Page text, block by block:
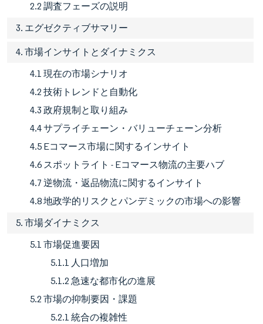
2.2 調査フェーズの説明
3. エグゼクティブサマリー
4. 市場インサイトとダイナミクス
4.1 現在の市場シナリオ
4.2 技術トレンドと自動化
4.3 政府規制と取り組み
4.4 サプライチェーン・バリューチェーン分析
4.5 Eコマース市場に関するインサイト
4.6 スポットライト - Eコマース物流の主要ハブ
4.7 逆物流・返品物流に関するインサイト
4.8 地政学的リスクとパンデミックの市場への影響
5. 市場ダイナミクス
5.1 市場促進要因
5.1.1 人口増加
5.1.2 急速な都市化の進展
5.2 市場の抑制要因・課題
5.2.1 統合の複雑性